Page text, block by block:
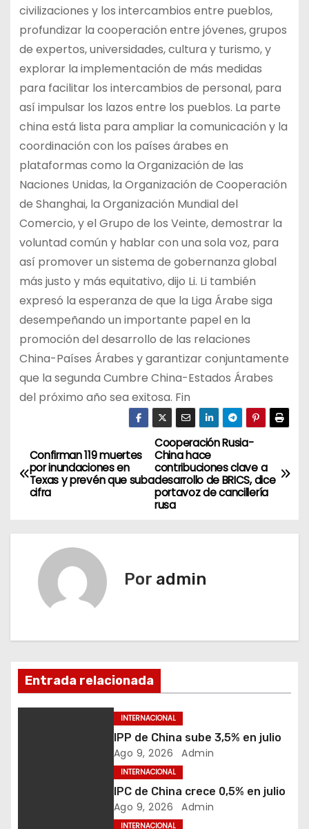
civilizaciones y los intercambios entre pueblos,
profundizar la cooperación entre jóvenes, grupos
de expertos, universidades, cultura y turismo, y
explorar la implementación de más medidas
para facilitar los intercambios de personal, para
así impulsar los lazos entre los pueblos. La parte
china está lista para ampliar la comunicación y la
coordinación con los países árabes en
plataformas como la Organización de las
Naciones Unidas, la Organización de Cooperación
de Shanghai, la Organización Mundial del
Comercio, y el Grupo de los Veinte, demostrar la
voluntad común y hablar con una sola voz, para
así promover un sistema de gobernanza global
más justo y más equitativo, dijo Li. Li también
expresó la esperanza de que la Liga Árabe siga
desempeñando un importante papel en la
promoción del desarrollo de las relaciones
China-Países Árabes y garantizar conjuntamente
que la segunda Cumbre China-Estados Árabes
del próximo año sea exitosa. Fin
N
a
e
ó
n
Cooperación Rusia-
China hace
contribuciones clave a
desarrollo de BRICS, dice
portavoz de cancillería
rusa
Confirman 119 muertes
por inundaciones en
Texas y prevén que suba
cifra
Por admin
Entrada relacionada
INTERNACIONAL
IPP de China sube 3,5% en julio
Ago 9, 2026 Admin
INTERNACIONAL
IPC de China crece 0,5% en julio
Ago 9, 2026 Admin
INTERNACIONAL